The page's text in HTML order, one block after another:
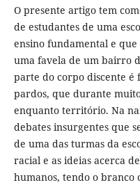
O presente artigo tem
de estudantes de uma
ensino fundamental e
uma favela de um bairro
parte do corpo discente é
pardos, que durante
enquanto território. Na
debates insurgentes que
de uma das turmas da
racial e as ideias acerca
humanos, tendo o branco